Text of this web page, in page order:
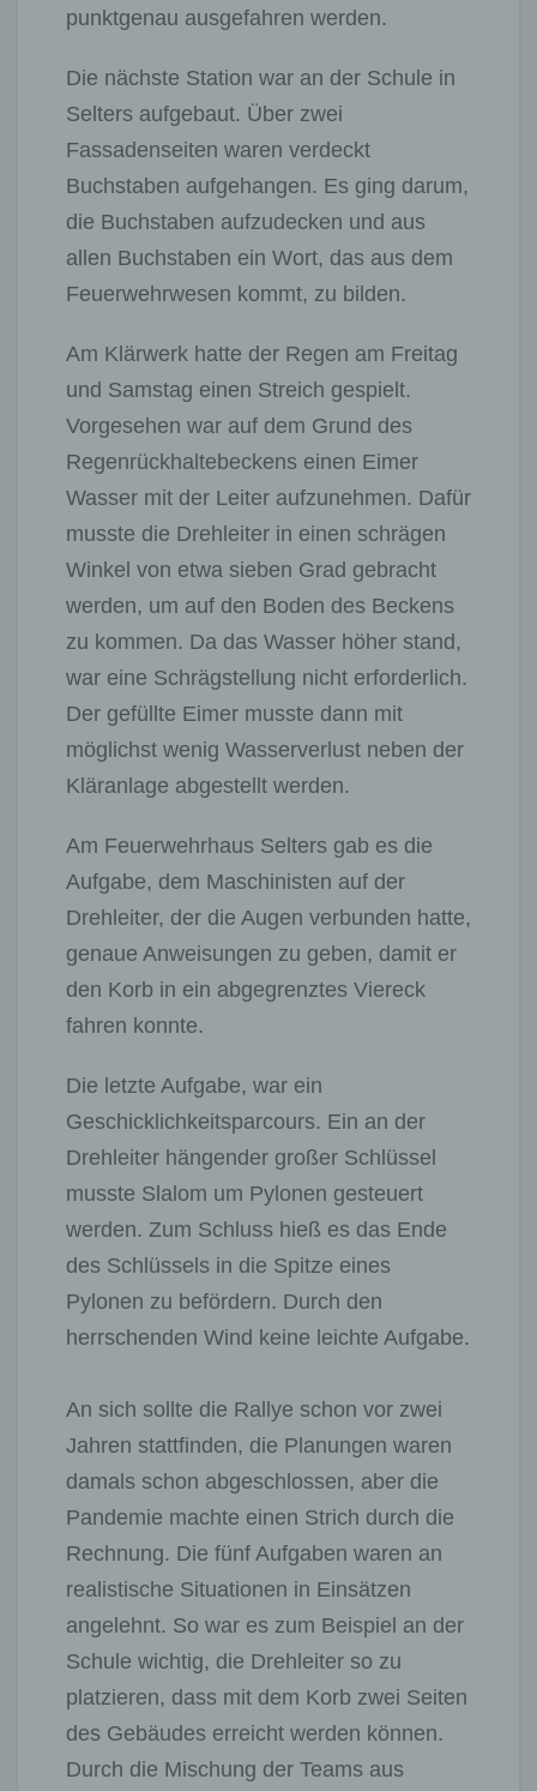
punktgenau ausgefahren werden.
Die nächste Station war an der Schule in
Selters aufgebaut. Über zwei
Fassadenseiten waren verdeckt
Buchstaben aufgehangen. Es ging darum,
die Buchstaben aufzudecken und aus
allen Buchstaben ein Wort, das aus dem
Feuerwehrwesen kommt, zu bilden.
Am Klärwerk hatte der Regen am Freitag
und Samstag einen Streich gespielt.
Vorgesehen war auf dem Grund des
Regenrückhaltebeckens einen Eimer
Wasser mit der Leiter aufzunehmen. Dafür
musste die Drehleiter in einen schrägen
Winkel von etwa sieben Grad gebracht
werden, um auf den Boden des Beckens
zu kommen. Da das Wasser höher stand,
war eine Schrägstellung nicht erforderlich.
Der gefüllte Eimer musste dann mit
möglichst wenig Wasserverlust neben der
Kläranlage abgestellt werden.
Am Feuerwehrhaus Selters gab es die
Aufgabe, dem Maschinisten auf der
Drehleiter, der die Augen verbunden hatte,
genaue Anweisungen zu geben, damit er
den Korb in ein abgegrenztes Viereck
fahren konnte.
Die letzte Aufgabe, war ein
Geschicklichkeitsparcours. Ein an der
Drehleiter hängender großer Schlüssel
musste Slalom um Pylonen gesteuert
werden. Zum Schluss hieß es das Ende
des Schlüssels in die Spitze eines
Pylonen zu befördern. Durch den
herrschenden Wind keine leichte Aufgabe.
An sich sollte die Rallye schon vor zwei
Jahren stattfinden, die Planungen waren
damals schon abgeschlossen, aber die
Pandemie machte einen Strich durch die
Rechnung. Die fünf Aufgaben waren an
realistische Situationen in Einsätzen
angelehnt. So war es zum Beispiel an der
Schule wichtig, die Drehleiter so zu
platzieren, dass mit dem Korb zwei Seiten
des Gebäudes erreicht werden können.
Durch die Mischung der Teams aus